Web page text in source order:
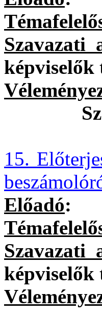
Szavazati
képviselők
15.
Előadó:
Szavazati
képviselők